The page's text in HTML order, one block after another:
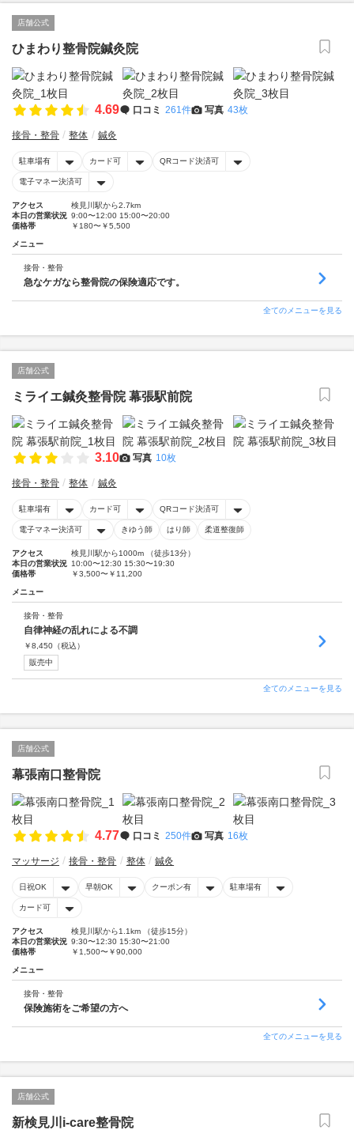
店舗公式
ひまわり整骨院鍼灸院
4.69 口コミ 261件 写真 43枚
接骨・整骨 整体 鍼灸
駐車場有 カード可 QRコード決済可
電子マネー決済可
アクセス
検見川駅から2.7km
本日の営業状況 9:00〜12:00 15:00〜20:00
価格帯
￥180〜￥5,500
メニュー
接骨・整骨
急なケガなら整骨院の保険適応です。
全てのメニューを見る
店舗公式
ミライエ鍼灸整骨院 幕張駅前院
3.10 写真 10枚
接骨・整骨 整体 鍼灸
駐車場有 カード可 QRコード決済可
電子マネー決済可 きゆう師 はり師 柔道整復師
アクセス
検見川駅から1000m （徒歩13分）
本日の営業状況 10:00〜12:30 15:30〜19:30
価格帯
￥3,500〜￥11,200
メニュー
接骨・整骨
自律神経の乱れによる不調
￥8,450 （税込）
販売中
全てのメニューを見る
店舗公式
幕張南口整骨院
4.77 口コミ 250件 写真 16枚
マッサージ 接骨・整骨 整体 鍼灸
日祝OK 早朝OK クーポン有 駐車場有
カード可
アクセス
検見川駅から1.1km （徒歩15分）
本日の営業状況 9:30〜12:30 15:30〜21:00
価格帯
￥1,500〜￥90,000
メニュー
接骨・整骨
保険施術をご希望の方へ
全てのメニューを見る
店舗公式
新検見川i-care整骨院